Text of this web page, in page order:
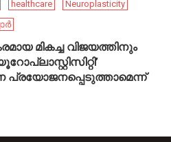
healthcare
Neuroplasticity
മികച്ച വിജയത്തിനും
പ്രയോജനപ്പെടുത്താമെന്ന്